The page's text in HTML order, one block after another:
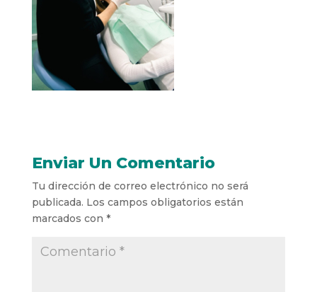
Enviar Un Comentario
Tu dirección de correo electrónico no será
publicada. Los campos obligatorios están
marcados con *